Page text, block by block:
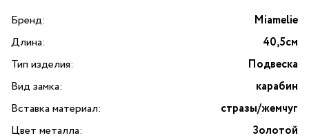
Бренд:
Miamelie
Длина:
40,5см
Тип изделия:
Подвеска
Вид замка:
карабин
Вставка материал:
стразы/жемчуг
Цвет металла:
Золотой